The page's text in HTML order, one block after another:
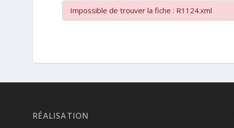
Impossible de trouver la fiche : R1124.xml
RÉALISATION